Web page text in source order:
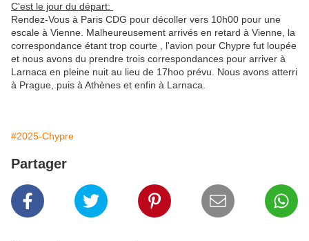
C'est le jour du départ:
Rendez-Vous à Paris CDG pour décoller vers 10h00 pour une
escale à Vienne. Malheureusement arrivés en retard à Vienne, la
correspondance étant trop courte , l'avion pour Chypre fut loupée
et nous avons du prendre trois correspondances pour arriver à
Larnaca en pleine nuit au lieu de 17hoo prévu. Nous avons atterri
à Prague, puis à Athènes et enfin à Larnaca.
#2025-Chypre
Partager